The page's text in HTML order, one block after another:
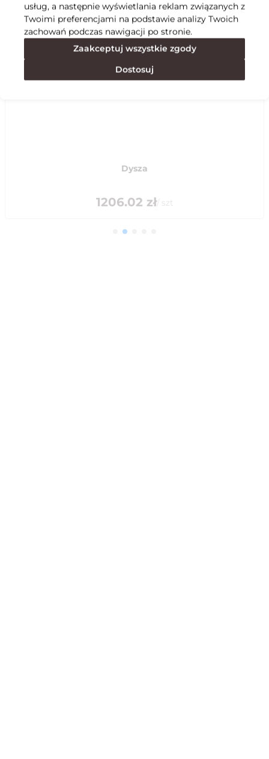
Polecane
Dysza
1206.02 zł/ szt
usług, a następnie wyświetlania reklam związanych z
Twoimi preferencjami na podstawie analizy Twoich
zachowań podczas nawigacji po stronie.
Zaakceptuj wszystkie zgody
Dostosuj